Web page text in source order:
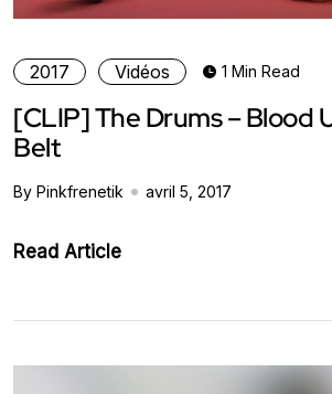
2017 Vidéos 1 Min Read
[CLIP] The Drums – Blood
Belt
By Pinkfrenetik avril 5, 2017
Read Article